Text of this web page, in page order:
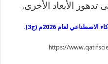
تدهور الأبعاد الأخرى.
لعام 2026م (ج3).
https://